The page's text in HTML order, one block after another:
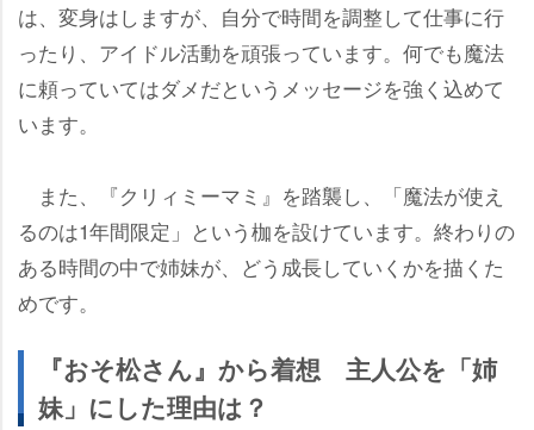
は、変身はしますが、自分で時間を調整して仕事に行
ったり、アイドル活動を頑張っています。何でも魔法
に頼っていてはダメだというメッセージを強く込めて
います。
また、『クリィミーマミ』を踏襲し、「魔法が使え
るのは1年間限定」という枷を設けています。終わりの
ある時間の中で姉妹が、どう成長していくかを描くた
めです。
『おそ松さん』から着想 主人公を「姉
妹」にした理由は？